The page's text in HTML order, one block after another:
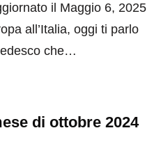
il Maggio 6, 2025
all’Italia, oggi ti parlo
che…
di ottobre 2024